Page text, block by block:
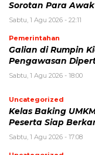
Sorotan Para
Sabtu, 1 Agu 2026 - 22:11
Pemerintahan
Galian di Rumpin
Pengawasan
Sabtu, 1 Agu 2026 - 18:00
Uncategorized
Kelas Baking
Peserta Siap
Sabtu, 1 Agu 2026 - 17:08